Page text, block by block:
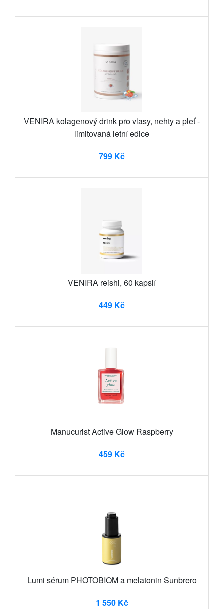
VENIRA kolagenový drink pro vlasy, nehty a pleť -
limitovaná letní edice
799 Kč
VENIRA reishi, 60 kapslí
449 Kč
Manucurist Active Glow Raspberry
459 Kč
Lumi sérum PHOTOBIOM a melatonin Sunbrero
1 550 Kč